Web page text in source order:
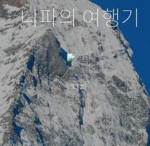
니파의 여행기
니파